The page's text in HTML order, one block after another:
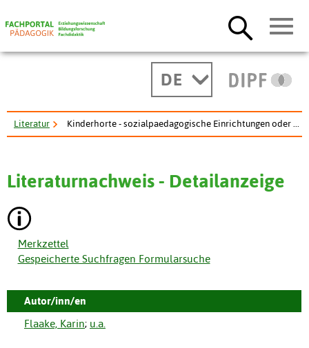
DE
Literatur Kinderhorte - sozialpaedagogische Einrichtungen oder ...
Literaturnachweis - Detailanzeige
Merkzettel
Gespeicherte Suchfragen Formularsuche
Autor/inn/en
Flaake, Karin; u.a.